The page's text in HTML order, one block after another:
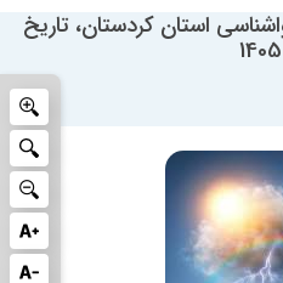
استان کردستان، تاریخ